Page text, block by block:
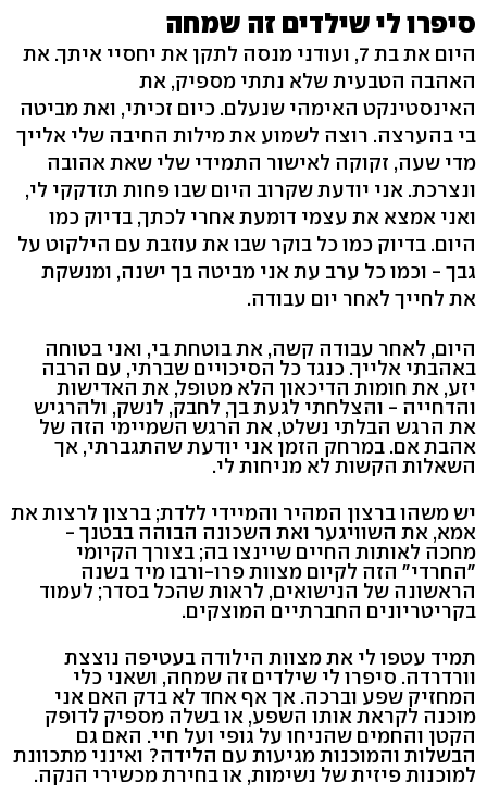
סיפרו לי שילדים זה שמחה
היום את בת 7, ועודני מנסה לתקן את יחסיי איתך. את
האהבה הטבעית שלא נתתי מספיק, את
האינסטינקט האימהי שנעלם. כיום זכיתי, ואת מביטה
בי בהערצה. רוצה לשמוע את מילות החיבה שלי אלייך
מדי שעה, זקוקה לאישור התמידי שלי שאת אהובה
ונצרכת. אני יודעת שקרוב היום שבו פחות תזדקקי לי,
ואני אמצא את עצמי דומעת אחרי לכתך, בדיוק כמו
היום. בדיוק כמו כל בוקר שבו את עוזבת עם הילקוט על
גבך - וכמו כל ערב עת אני מביטה בך ישנה, ומנשקת
את לחייך לאחר יום עבודה.
היום, לאחר עבודה קשה, את בוטחת בי, ואני בטוחה
באהבתי אלייך. כנגד כל הסיכויים שברתי, עם הרבה
יזע, את חומות הדיכאון הלא מטופל, את האדישות
והדחייה - והצלחתי לגעת בך, לחבק, לנשק, ולהרגיש
את הרגש הבלתי נשלט, את הרגש השמיימי הזה של
אהבת אם. במרחק הזמן אני יודעת שהתגברתי, אך
השאלות הקשות לא מניחות לי.
יש משהו ברצון המהיר והמיידי ללדת; ברצון לרצות את
אמא, את השוויגער ואת השכונה הבוהה בבטנך -
מחכה לאותות החיים שיינצו בה; בצורך הקיומי
"החרדי" הזה לקיום מצוות פרו-ורבו מיד בשנה
הראשונה של הנישואים, לראות שהכל בסדר; לעמוד
בקריטריונים החברתיים המוצקים.
תמיד עטפו לי את מצוות הילודה בעטיפה נוצצת
וורדרדה. סיפרו לי שילדים זה שמחה, ושאני כלי
המחזיק שפע וברכה. אך אף אחד לא בדק האם אני
מוכנה לקראת אותו השפע, או בשלה מספיק לדופק
הקטן והחמים שהניחו על גופי ועל חיי. האם גם
הבשלות והמוכנות מגיעות עם הלידה? ואינני מתכוונת
למוכנות פיזית של נשימות, או בחירת מכשירי הנקה.